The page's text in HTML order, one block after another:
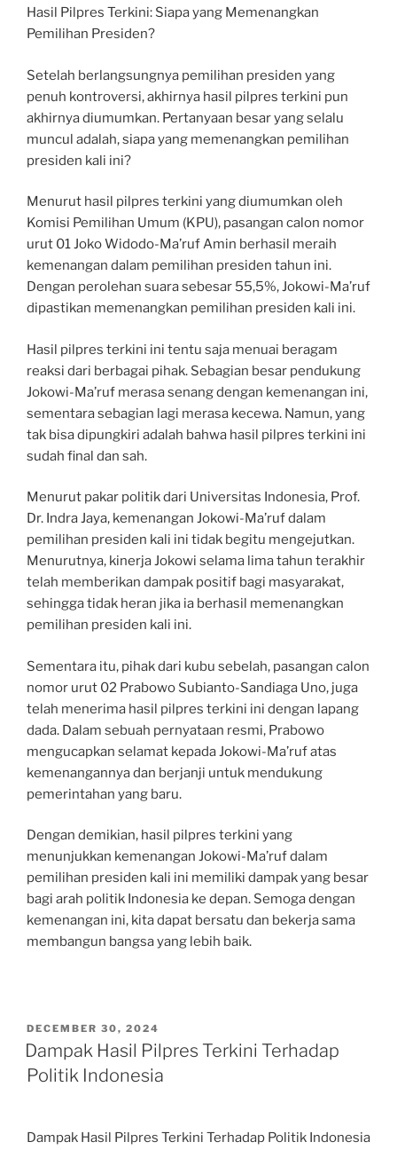
Hasil Pilpres Terkini: Siapa yang Memenangkan
Pemilihan Presiden?
Setelah berlangsungnya pemilihan presiden yang
penuh kontroversi, akhirnya hasil pilpres terkini pun
akhirnya diumumkan. Pertanyaan besar yang selalu
muncul adalah, siapa yang memenangkan pemilihan
presiden kali ini?
Menurut hasil pilpres terkini yang diumumkan oleh
Komisi Pemilihan Umum (KPU), pasangan calon nomor
urut 01 Joko Widodo-Ma’ruf Amin berhasil meraih
kemenangan dalam pemilihan presiden tahun ini.
Dengan perolehan suara sebesar 55,5%, Jokowi-Ma’ruf
dipastikan memenangkan pemilihan presiden kali ini.
Hasil pilpres terkini ini tentu saja menuai beragam
reaksi dari berbagai pihak. Sebagian besar pendukung
Jokowi-Ma’ruf merasa senang dengan kemenangan ini,
sementara sebagian lagi merasa kecewa. Namun, yang
tak bisa dipungkiri adalah bahwa hasil pilpres terkini ini
sudah final dan sah.
Menurut pakar politik dari Universitas Indonesia, Prof.
Dr. Indra Jaya, kemenangan Jokowi-Ma’ruf dalam
pemilihan presiden kali ini tidak begitu mengejutkan.
Menurutnya, kinerja Jokowi selama lima tahun terakhir
telah memberikan dampak positif bagi masyarakat,
sehingga tidak heran jika ia berhasil memenangkan
pemilihan presiden kali ini.
Sementara itu, pihak dari kubu sebelah, pasangan calon
nomor urut 02 Prabowo Subianto-Sandiaga Uno, juga
telah menerima hasil pilpres terkini ini dengan lapang
dada. Dalam sebuah pernyataan resmi, Prabowo
mengucapkan selamat kepada Jokowi-Ma’ruf atas
kemenangannya dan berjanji untuk mendukung
pemerintahan yang baru.
Dengan demikian, hasil pilpres terkini yang
menunjukkan kemenangan Jokowi-Ma’ruf dalam
pemilihan presiden kali ini memiliki dampak yang besar
bagi arah politik Indonesia ke depan. Semoga dengan
kemenangan ini, kita dapat bersatu dan bekerja sama
membangun bangsa yang lebih baik.
POSTED
ON
DECEMBER 30, 2024
Dampak Hasil Pilpres Terkini Terhadap
Politik Indonesia
Dampak Hasil Pilpres Terkini Terhadap Politik Indonesia